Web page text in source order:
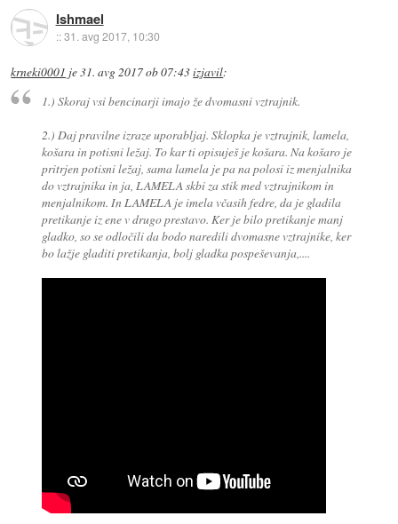
Ishmael
::31. avg 2017, 10:30
krneki0001 je31. avg 2017 ob 07:43izjavil:
1.) Skoraj vsi bencinarji imajo že dvomasni vztrajnik.
2.) Daj pravilne izraze uporabljaj. Sklopka je vztrajnik, lamela,
košara in potisni ležaj. To kar ti opisuješ je košara. Na košaro je
pritrjen potisni ležaj, sama lamela je pa na polosi iz menjalnika
do vztrajnika in ja, LAMELA skbi za stik med vztrajnikom in
menjalnikom. In LAMELA je imela včasih fedre, da je gladila
pretikanje iz ene v drugo prestavo. Ker je bilo pretikanje manj
gladko, so se odločili da bodo naredili dvomasne vztrajnike, ker
bo lažje gladiti pretikanja, bolj gladka pospeševanja,....